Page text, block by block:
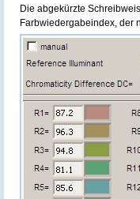
Die abgekürzte
Farbwiedergabeindex, der